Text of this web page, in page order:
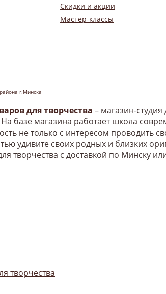
г.Минска
Скидки и акции
Мастер-классы
для творчества – магазин-
базе магазина работает школа
не только с интересом проводить
удивите своих родных и близких
творчества с доставкой по Минску
творчества